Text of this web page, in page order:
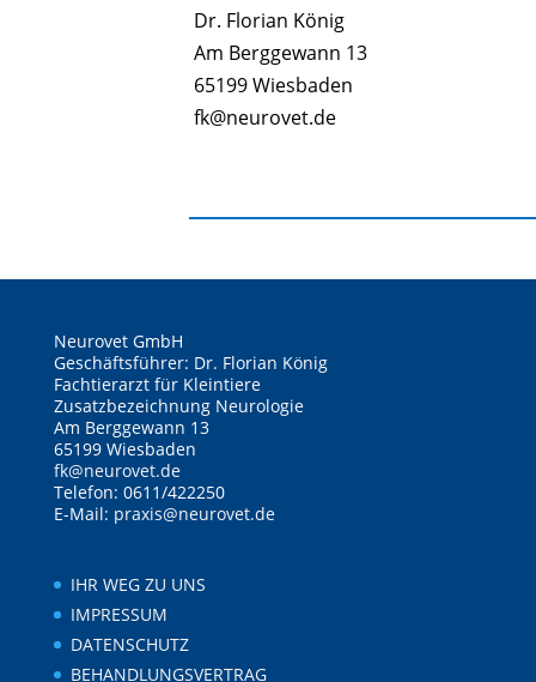
Dr. Florian König
Am Berggewann 13
65199 Wiesbaden
fk@neurovet.de
Neurovet GmbH
Geschäftsführer: Dr. Florian König
Fachtierarzt für Kleintiere
Zusatzbezeichnung Neurologie
Am Berggewann 13
65199 Wiesbaden
fk@neurovet.de
Telefon: 0611/422250
E-Mail: praxis@neurovet.de
IHR WEG ZU UNS
IMPRESSUM
DATENSCHUTZ
BEHANDLUNGSVERTRAG